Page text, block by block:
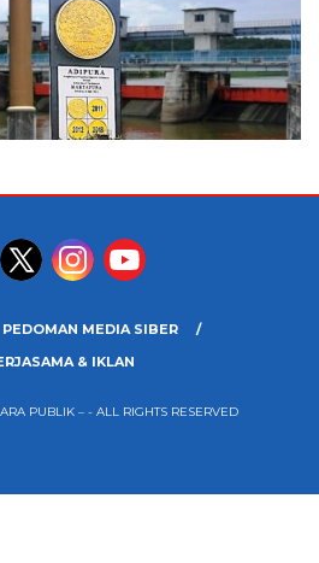
PEDOMAN MEDIA SIBER
& IKLAN
PUBLIK – - ALL RIGHTS RESERVED